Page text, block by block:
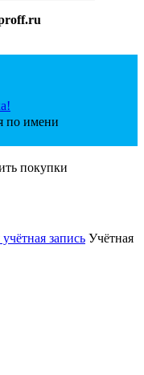
по имени
покупки
запись Учётная